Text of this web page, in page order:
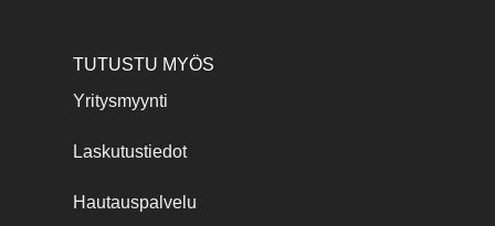
TUTUSTU MYÖS
Yritysmyynti
Laskutustiedot
Hautauspalvelu